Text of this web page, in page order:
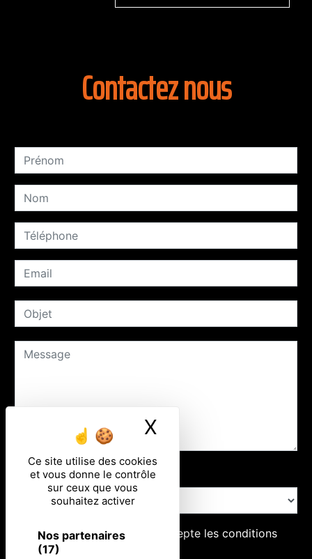
Ce site utilise des cookies
et vous donne le contrôle
sur ceux que vous
souhaitez activer
Nos partenaires
(17)
X
Contactez nous
Combien font zero plus sept
En cochant cette case, j'accepte les conditions
particulières ci-dessous **